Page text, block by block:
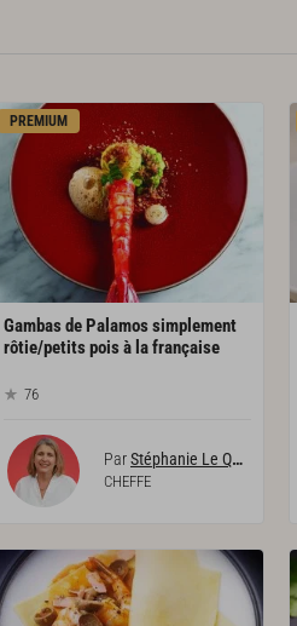
PREMIUM
Gambas de Palamos simplement
rôtie/petits pois à la française
76
ParStéphanie Le Quellec
CHEFFE